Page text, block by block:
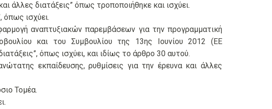
άλλες διατάξεις” όπως τροποποιήθηκε και ισχύει.
όπως ισχύει.
αναπτυξιακών παρεμβάσεων για την προγραμματική
και του Συμβουλίου της 13ης Ιουνίου 2012 (ΕΕ
όπως ισχύει, και ιδίως το άρθρο 30 αυτού.
εκπαίδευσης, ρυθμίσεις για την έρευνα και άλλες
Τομέα.